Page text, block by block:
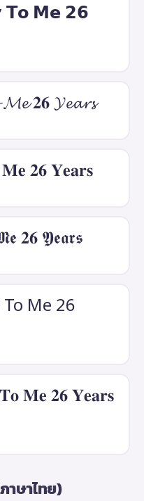
𝗧𝗼 𝗠𝗲 𝟮𝟲
𝟐𝟔 𝓨𝓮𝓪𝓻𝓼
𝟐𝟔 𝐘𝐞𝐚𝐫𝐬
𝟐𝟔 𝖄𝖊𝖆𝖗𝖘
Me 26
𝐌𝐞 𝟐𝟔 𝐘𝐞𝐚𝐫𝐬
าษาไทย)